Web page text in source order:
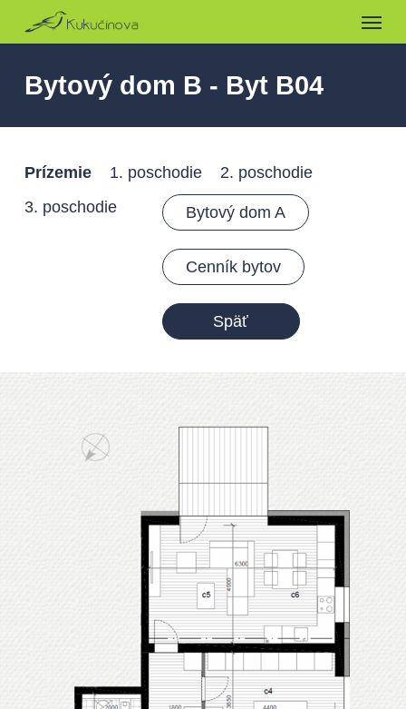
content
Menu
Bytový dom B - Byt B04
Prízemie 1. poschodie
2. poschodie
3. poschodie
Bytový dom A
Cenník bytov
Späť